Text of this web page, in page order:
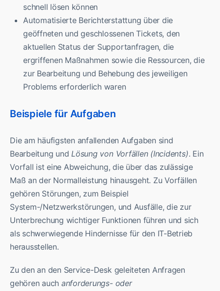
schnell lösen können
Automatisierte Berichterstattung über die
geöffneten und geschlossenen Tickets, den
aktuellen Status der Supportanfragen, die
ergriffenen Maßnahmen sowie die Ressourcen, die
zur Bearbeitung und Behebung des jeweiligen
Problems erforderlich waren
Beispiele für Aufgaben
Die am häufigsten anfallenden Aufgaben sind
Bearbeitung undLösung von Vorfällen (Incidents). Ein
Vorfall ist eine Abweichung, die über das zulässige
Maß an der Normalleistung hinausgeht. Zu Vorfällen
gehören Störungen, zum Beispiel
System-/Netzwerkstörungen, und Ausfälle, die zur
Unterbrechung wichtiger Funktionen führen und sich
als schwerwiegende Hindernisse für den IT-Betrieb
herausstellen.
Zu den an den Service-Desk geleiteten Anfragen
gehören auch anforderungs- oder